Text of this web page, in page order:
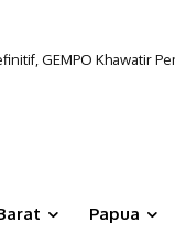
GEMPO Khawatir
Papua